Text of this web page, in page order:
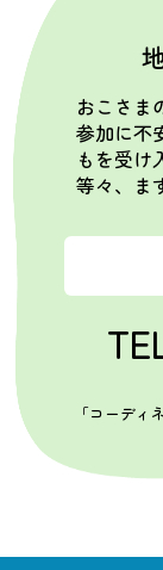
おこさま
参加に不
もを受け
等々、ま
「コーディ